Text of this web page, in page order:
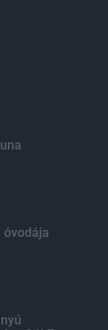
óvodája